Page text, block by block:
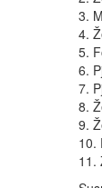
3.
4.
5.
6.
7.
8.
9.
10.
11.